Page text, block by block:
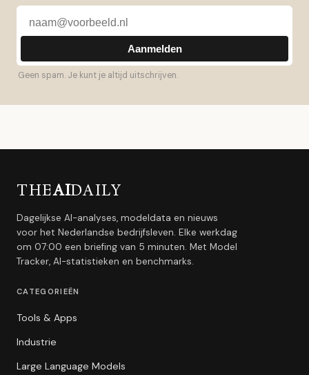
Aanmelden
Geen spam. Je kunt je altijd uitschrijven.
THEAIDAILY
Dagelijkse AI-analyses, modeldata en nieuws
voor het Nederlandse bedrijfsleven. Elke werkdag
om 07:00 een briefing van 5 minuten. Met Model
Tracker, AI-statistieken en benchmarks.
CATEGORIEËN
Tools & Apps
Industrie
Large Language Models